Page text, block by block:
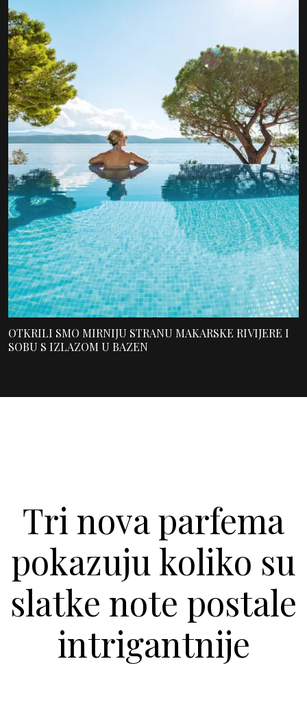
OTKRILI SMO MIRNIJU STRANU MAKARSKE RIVIJERE I
SOBU S IZLAZOM U BAZEN
Tri nova parfema
pokazuju koliko su
slatke note postale
intrigantnije